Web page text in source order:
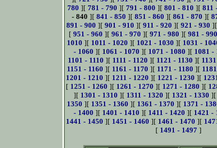
780 ][ 781 - 790 ][ 791 - 800 ][ 801 - 810 ][ 811
- 840 ][ 841 - 850 ][ 851 - 860 ][ 861 - 870 ][
891 - 900 ][ 901 - 910 ][ 911 - 920 ][ 921 - 930
[951 - 960 ][961 - 970 ][971 - 980 ][981 -
1010 ][ 1011 - 1020 ][ 1021 - 1030 ][ 1031 -
- 1060 ][ 1061 - 1070 ][ 1071 - 1080 ][ 1081 -
1101 - 1110 ][ 1111 - 1120 ][ 1121 - 1130 ][
1151 - 1160 ][ 1161 - 1170 ][ 1171 - 1180 ][
1201 - 1210 ][ 1211 - 1220 ][ 1221 - 1230 ][
[ 1251 - 1260 ][ 1261 - 1270 ][ 1271 - 1280 ][
][ 1301 - 1310 ][ 1311 - 1320 ][ 1321 - 1330
1350 ][ 1351 - 1360 ][ 1361 - 1370 ][ 1371 -
- 1400 ][ 1401 - 1410 ][ 1411 - 1420 ][ 1421 -
1441 - 1450 ][ 1451 - 1460 ][ 1461 - 1470 ][
[ 1491 - 1497 ]